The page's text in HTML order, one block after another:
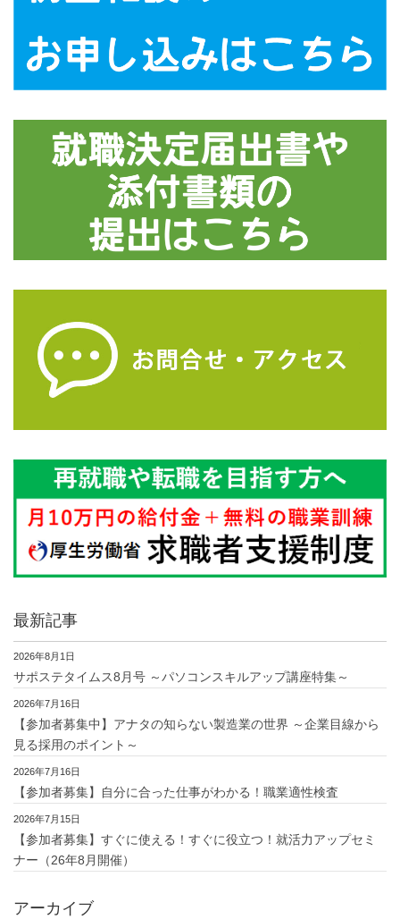
最新記事
2026年8月1日
サポステタイムス8月号 ～パソコンスキルアップ講座特集～
2026年7月16日
【参加者募集中】アナタの知らない製造業の世界 ～企業目線から
見る採用のポイント～
2026年7月16日
【参加者募集】自分に合った仕事がわかる！職業適性検査
2026年7月15日
【参加者募集】すぐに使える！すぐに役立つ！就活力アップセミ
ナー（26年8月開催）
アーカイブ